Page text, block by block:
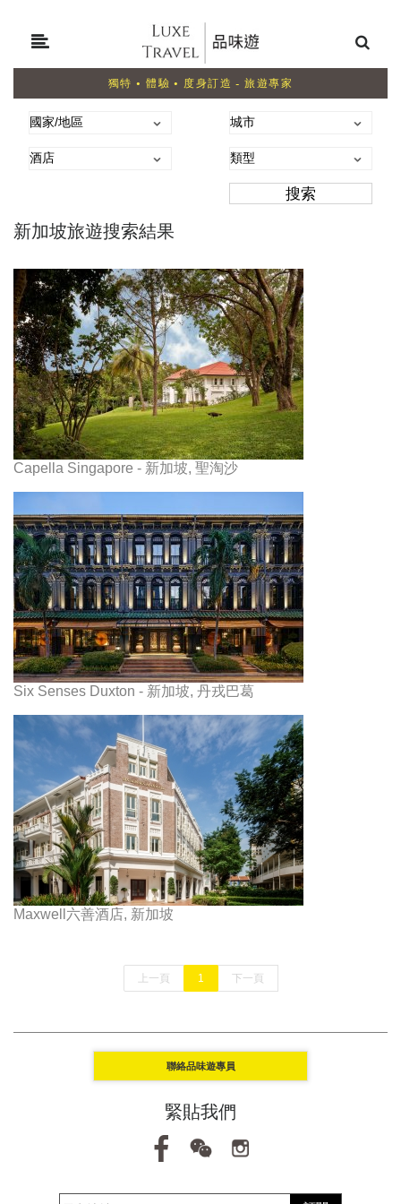
獨特 • 體驗 • 度身訂造 - 旅遊專家
新加坡旅遊搜索結果
Capella Singapore - 新加坡, 聖淘沙
Six Senses Duxton - 新加坡, 丹戎巴葛
Maxwell六善酒店, 新加坡
上一頁 1 下一頁
聯絡品味遊專員
緊貼我們